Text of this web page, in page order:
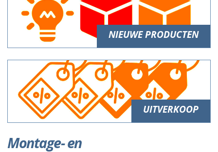
NIEUWE PRODUCTEN
UITVERKOOP
Montage- en